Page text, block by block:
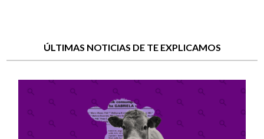
ÚLTIMAS NOTICIAS DE TE EXPLICAMOS